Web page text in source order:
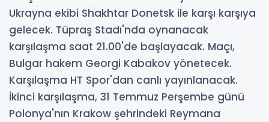
Ukrayna ekibi Shakhtar Donetsk ile karşı karşıya
gelecek. Tüpraş Stadı'nda oynanacak
karşılaşma saat 21.00'de başlayacak. Maçı,
Bulgar hakem Georgi Kabakov yönetecek.
Karşılaşma HT Spor'dan canlı yayınlanacak.
İkinci karşılaşma, 31 Temmuz Perşembe günü
Polonya'nın Krakow şehrindeki Reymana